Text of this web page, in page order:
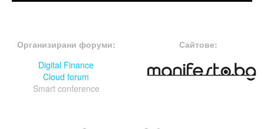
Организирани форуми:
Digital Finance
Cloud forum
Smart conference
Сайтове: